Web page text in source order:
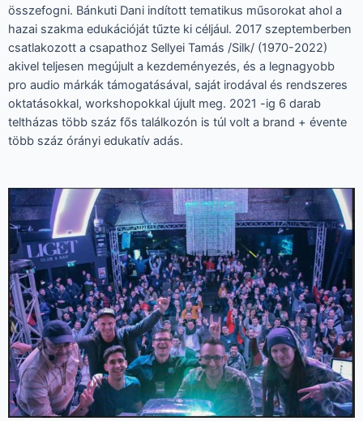
összefogni. Bánkuti Dani indított tematikus műsorokat ahol a
hazai szakma edukációját tűzte ki céljául. 2017 szeptemberben
csatlakozott a csapathoz Sellyei Tamás /Silk/ (1970-2022)
akivel teljesen megújult a kezdeményezés, és a legnagyobb
pro audio márkák támogatásával, saját irodával és rendszeres
oktatásokkal, workshopokkal újult meg. 2021 -ig 6 darab
teltházas több száz fős találkozón is túl volt a brand + évente
több száz órányi edukatív adás.